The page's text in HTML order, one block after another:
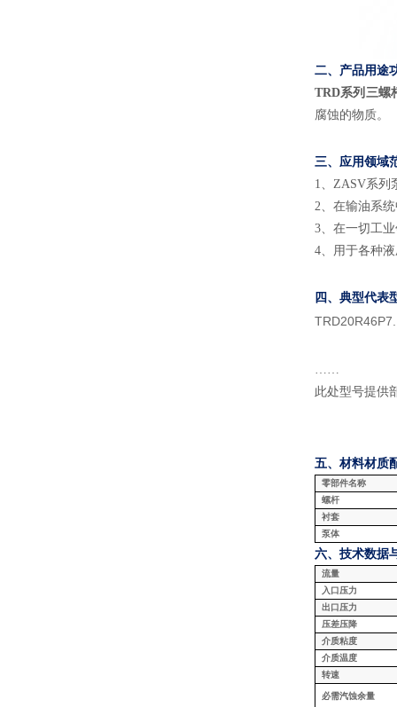
二、产品用途
TRD系列三螺
腐蚀的物质。
三、应用领域
1、 ZASV系列
2、 在输油系
3、 在一切工
4、 用于各种
四、典型代表
……
此处型号提供
五、材料材质
零部件名称
螺杆
衬套
泵体
六、技术数据
流量
入口压力
出口压力
压差压降
介质粘度
介质温度
转速
必需汽蚀余量